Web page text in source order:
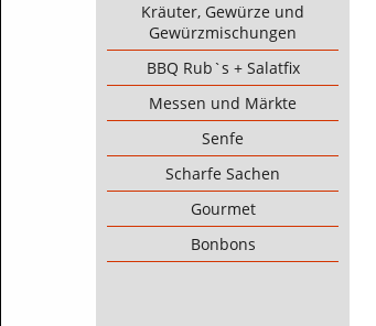
Kräuter, Gewürze und
Gewürzmischungen
BBQ Rub`s + Salatfix
Messen und Märkte
Senfe
Scharfe Sachen
Gourmet
Bonbons